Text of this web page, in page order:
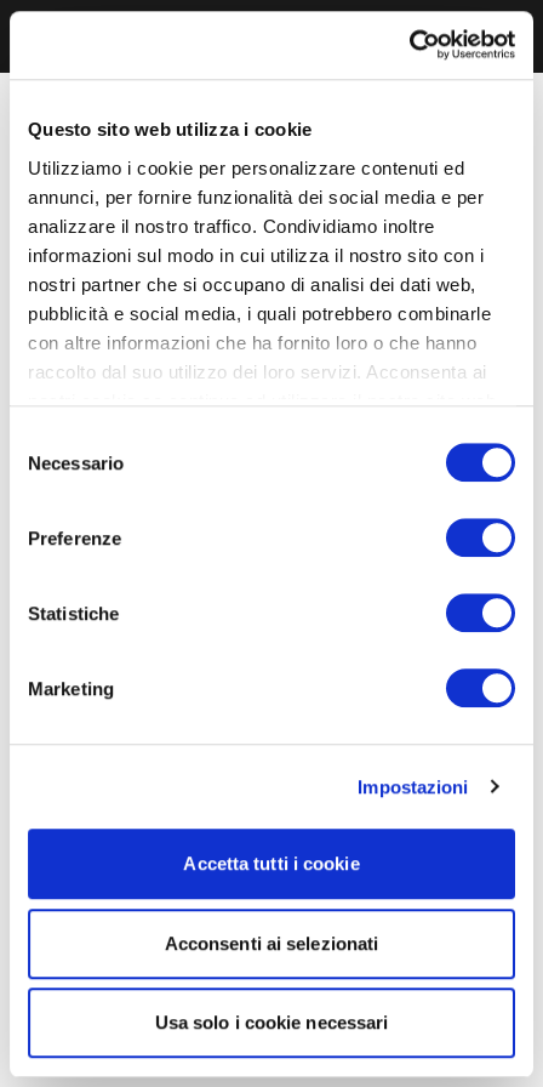
Questo sito web utilizza i cookie
Utilizziamo i cookie per personalizzare contenuti ed
annunci, per fornire funzionalità dei social media e per
analizzare il nostro traffico. Condividiamo inoltre
informazioni sul modo in cui utilizza il nostro sito con i
nostri partner che si occupano di analisi dei dati web,
pubblicità e social media, i quali potrebbero combinarle
con altre informazioni che ha fornito loro o che hanno
raccolto dal suo utilizzo dei loro servizi. Acconsenta ai
delNecessario
Preferenze
Statistiche
Marketing
Impostazioni
Accetta tutti i cookie
Acconsenti ai selezionati
Usa solo i cookie necessari